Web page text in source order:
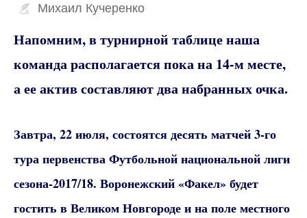
Михаил Кучеренко
Напомним, в турнирной таблице наша
команда располагается пока на 14-м месте,
а ее актив составляют два набранных очка.
Завтра, 22 июля, состоятся десять матчей 3-го
тура первенства Футбольной национальной лиги
сезона-2017/18. Воронежский «Факел» будет
гостить в Великом Новгороде и на поле местного